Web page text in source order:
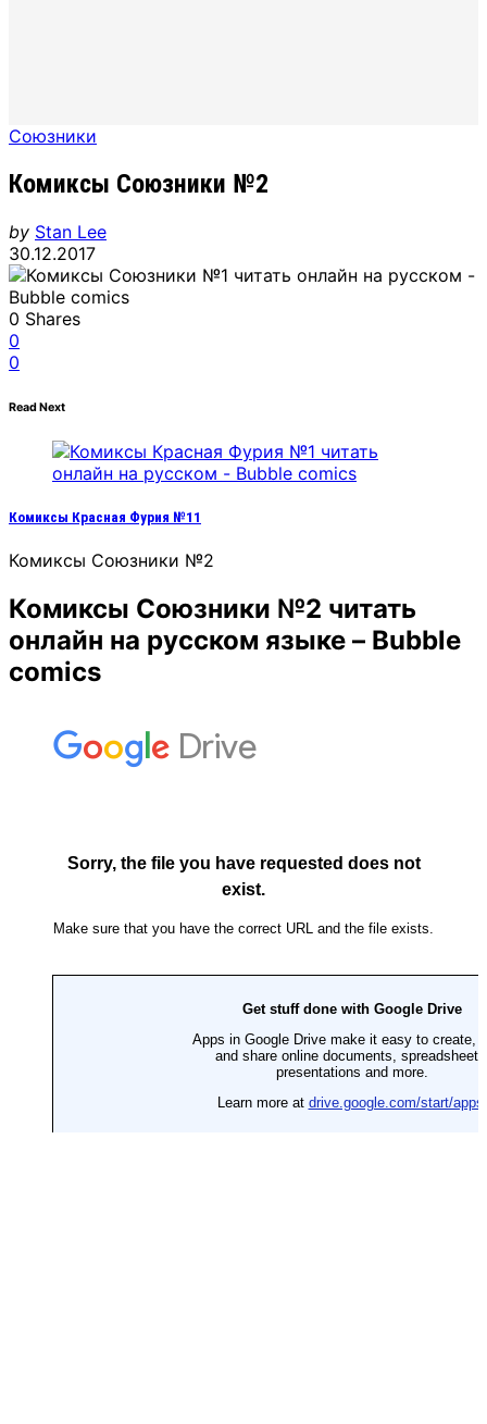
Союзники
Комиксы Союзники №2
by Stan Lee
30.12.2017
0 Shares
0
0
Read Next
Комиксы Красная Фурия №11
Комиксы Союзники №2
Комиксы Союзники №2 читать
онлайн на русском языке – Bubble
comics